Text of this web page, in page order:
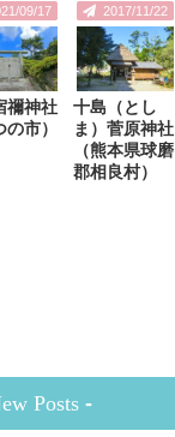
09/17
禰神社
の市）
2017/11/22
十島（とし
ま）菅原神社
（熊本県球磨
郡相良村）
Posts -